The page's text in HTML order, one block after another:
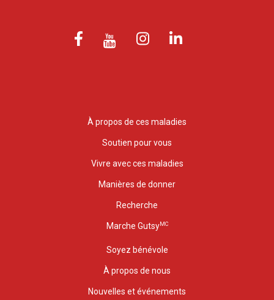
À propos de ces maladies
Soutien pour vous
Vivre avec ces maladies
Manières de donner
Recherche
Marche GutsyMC
Soyez bénévole
À propos de nous
Nouvelles et événements